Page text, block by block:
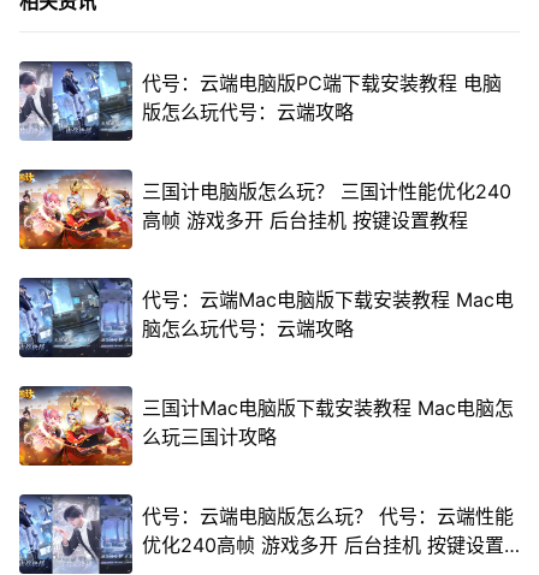
代号：云端电脑版PC端下载安装教程 电脑
版怎么玩代号：云端攻略
三国计电脑版怎么玩？ 三国计性能优化240
高帧 游戏多开 后台挂机 按键设置教程
代号：云端Mac电脑版下载安装教程 Mac电
脑怎么玩代号：云端攻略
三国计Mac电脑版下载安装教程 Mac电脑怎
么玩三国计攻略
代号：云端电脑版怎么玩？ 代号：云端性能
优化240高帧 游戏多开 后台挂机 按键设置